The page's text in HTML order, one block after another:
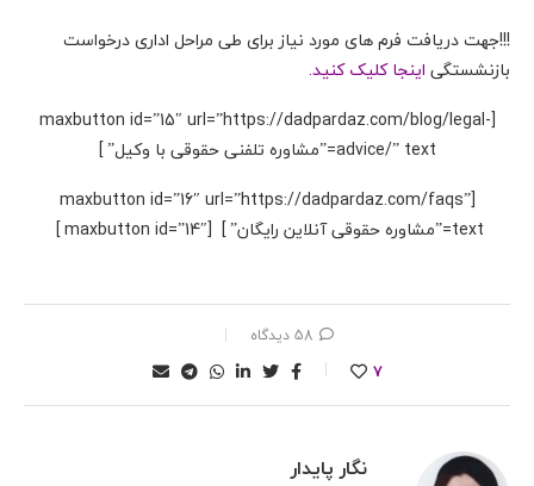
!!!جهت دریافت فرم های مورد نیاز برای طی مراحل اداری درخواست
بازنشستگی اینجا کلیک کنید.
[maxbutton id=”15″ url=”https://dadpardaz.com/blog/legal-
advice/” text=”مشاوره تلفنی حقوقی با وکیل” ]
[maxbutton id=”16″ url=”https://dadpardaz.com/faqs”
text=”مشاوره حقوقی آنلاین رایگان” ] [maxbutton id=”14″ ]
58 دیدگاه
7
نگار پایدار